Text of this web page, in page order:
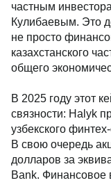
частным
Кулибаевым. Это
не просто
казахстанского
общего
В 2025 году этот
связности: Halyk
узбекского
В свою очередь
долларов за
Bank. Финансовое